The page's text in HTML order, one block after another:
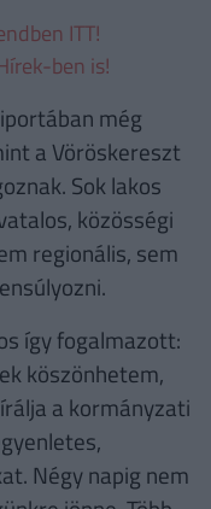
ITT!
ben is!
még
a Vöröskereszt
Sok lakos
közösségi
regionális, sem
így fogalmazott:
köszönhetem,
a kormányzati
Négy napig nem